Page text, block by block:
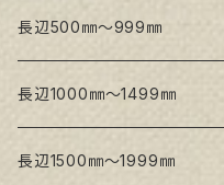
Snow White SLA(中目)
Snow White SLH(中太目)
Snow White SPC(中目)
トークロ イエロー
長辺500㎜～999㎜
長辺1000㎜～1499㎜
長辺1500㎜～1999㎜